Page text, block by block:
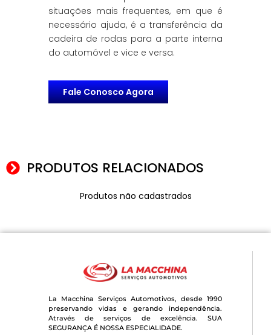
situações mais frequentes, em que é
necessário ajuda, é a transferência da
cadeira de rodas para a parte interna
do automóvel e vice e versa.
Fale Conosco Agora
PRODUTOS RELACIONADOS
Produtos não cadastrados
La Macchina Serviços Automotivos, desde 1990
preservando vidas e gerando independência.
Através de serviços de excelência. SUA
SEGURANÇA É NOSSA ESPECIALIDADE.